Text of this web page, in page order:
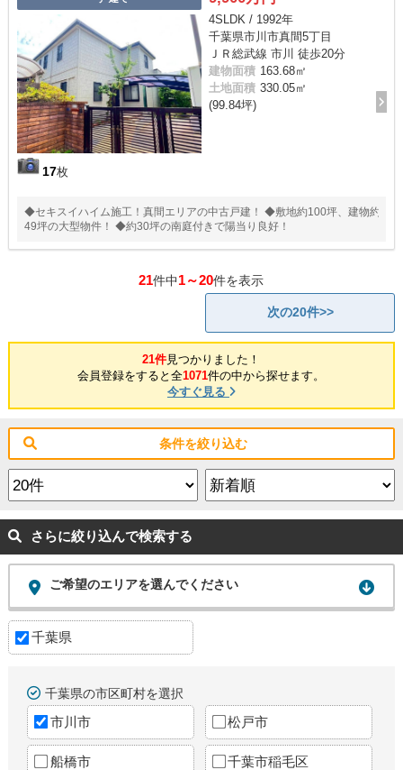
17枚
4SLDK / 1992年
千葉県市川市真間5丁目
ＪＲ総武線 市川 徒歩20分
建物面積 163.68㎡
土地面積 330.05㎡
(99.84坪)
◆セキスイハイム施工！真間エリアの中古戸建！ ◆敷地約100坪、建物約
49坪の大型物件！ ◆約30坪の南庭付きで陽当り良好！
21件中1～20件を表示
次の20件>>
21件見つかりました！
会員登録をすると全1071件の中から探せます。
今すぐ見る
条件を絞り込む
さらに絞り込んで検索する
ご希望のエリアを選んでください
千葉県
千葉県の市区町村を選択
市川市 松戸市
船橋市 千葉市稲毛区